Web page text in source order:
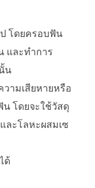
โดยครอบฟัน
และทำการ
น
ามเสียหายหรือ
โดยจะใช้วัสดุ
ละโลหะผสมเซ
ด้